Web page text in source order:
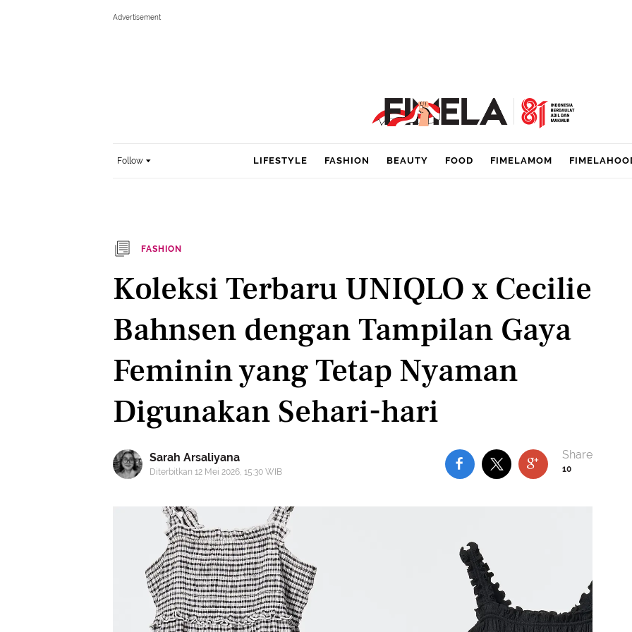
Follow LIFESTYLE FASHION BEAUTY FOOD FIMELAMOM
FASHION
Koleksi Terbaru UNIQLO x Cecilie
Bahnsen dengan Tampilan Gaya
Feminin yang Tetap Nyaman
Digunakan Sehari-hari
Sarah Arsaliyana
Diterbitkan 12 Mei 2026, 15:30 WIB 10